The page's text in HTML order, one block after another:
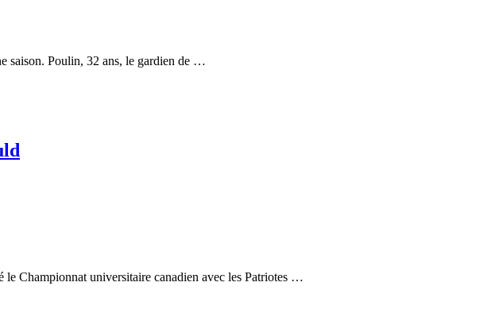
saison. Poulin, 32 ans, le gardien de …
le Championnat universitaire canadien avec les Patriotes …